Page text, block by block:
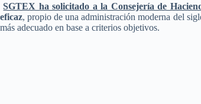
SGTEX ha solicitado a la Consejería de
eficaz, propio de una administración moderna del
más adecuado en base a criterios objetivos.